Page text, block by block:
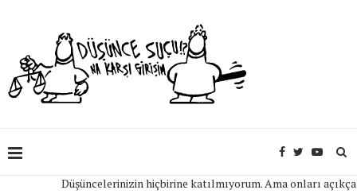
Düşüncelerinizin hiçbirine katılmıyorum. Ama onları açıkça